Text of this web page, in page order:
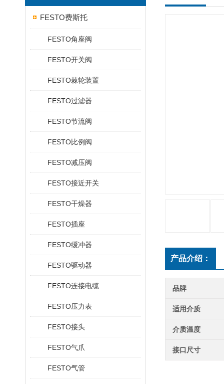
FESTO费斯托
FESTO角座阀
FESTO开关阀
FESTO棘轮装置
FESTO过滤器
FESTO节流阀
FESTO比例阀
FESTO减压阀
FESTO接近开关
FESTO干燥器
FESTO插座
FESTO缓冲器
FESTO驱动器
FESTO连接电缆
FESTO压力表
FESTO接头
FESTO气爪
FESTO气管
产品介绍：
品牌
适用介质
介质温度
接口尺寸